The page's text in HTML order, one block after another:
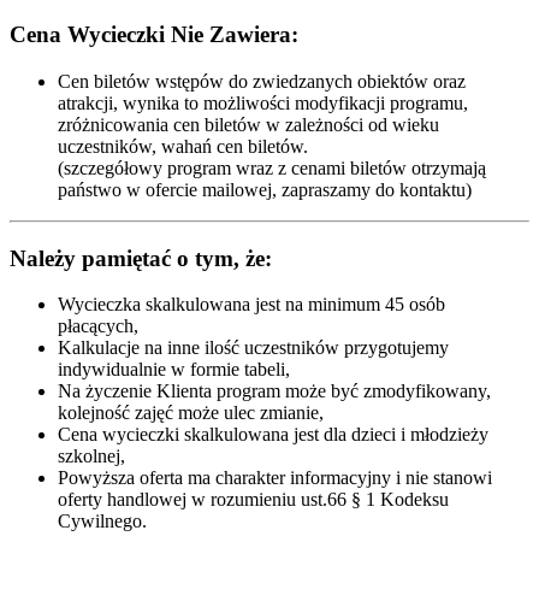
Cena Wycieczki Nie Zawiera:
Cen biletów wstępów do zwiedzanych obiektów oraz
atrakcji, wynika to możliwości modyfikacji programu,
zróżnicowania cen biletów w zależności od wieku
uczestników, wahań cen biletów.
(szczegółowy program wraz z cenami biletów otrzymają
państwo w ofercie mailowej, zapraszamy do kontaktu)
Należy pamiętać o tym, że:
Wycieczka skalkulowana jest na minimum 45 osób
płacących,
Kalkulacje na inne ilość uczestników przygotujemy
indywidualnie w formie tabeli,
Na życzenie Klienta program może być zmodyfikowany,
kolejność zajęć może ulec zmianie,
Cena wycieczki skalkulowana jest dla dzieci i młodzieży
szkolnej,
Powyższa oferta ma charakter informacyjny i nie stanowi
oferty handlowej w rozumieniu ust.66 § 1 Kodeksu
Cywilnego.